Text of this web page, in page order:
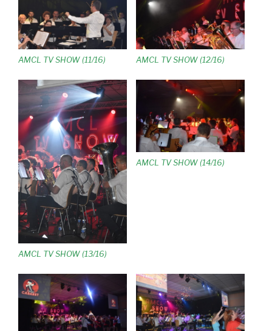
AMCL TV SHOW (11/16) AMCL TV SHOW (12/16)
AMCL TV SHOW (13/16)
AMCL TV SHOW (14/16)